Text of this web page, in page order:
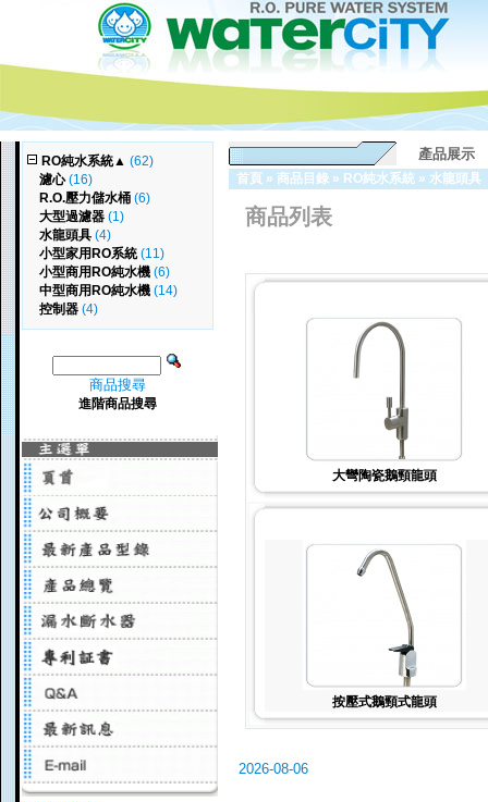
RO純水系統▲ (62)
濾心(16)
R.O.壓力儲水桶 (6)
大型過濾器 (1)
水龍頭具 (4)
小型家用RO系統(11)
小型商用RO純水機 (6)
中型商用RO純水機 (14)
控制器 (4)
商品搜尋
進階商品搜尋
產品展示
首頁 » 商品目錄 » RO純水系統 » 水龍頭具
商品列表
大彎陶瓷鵝頸龍頭
按壓式鵝頸式龍頭
2026-08-06